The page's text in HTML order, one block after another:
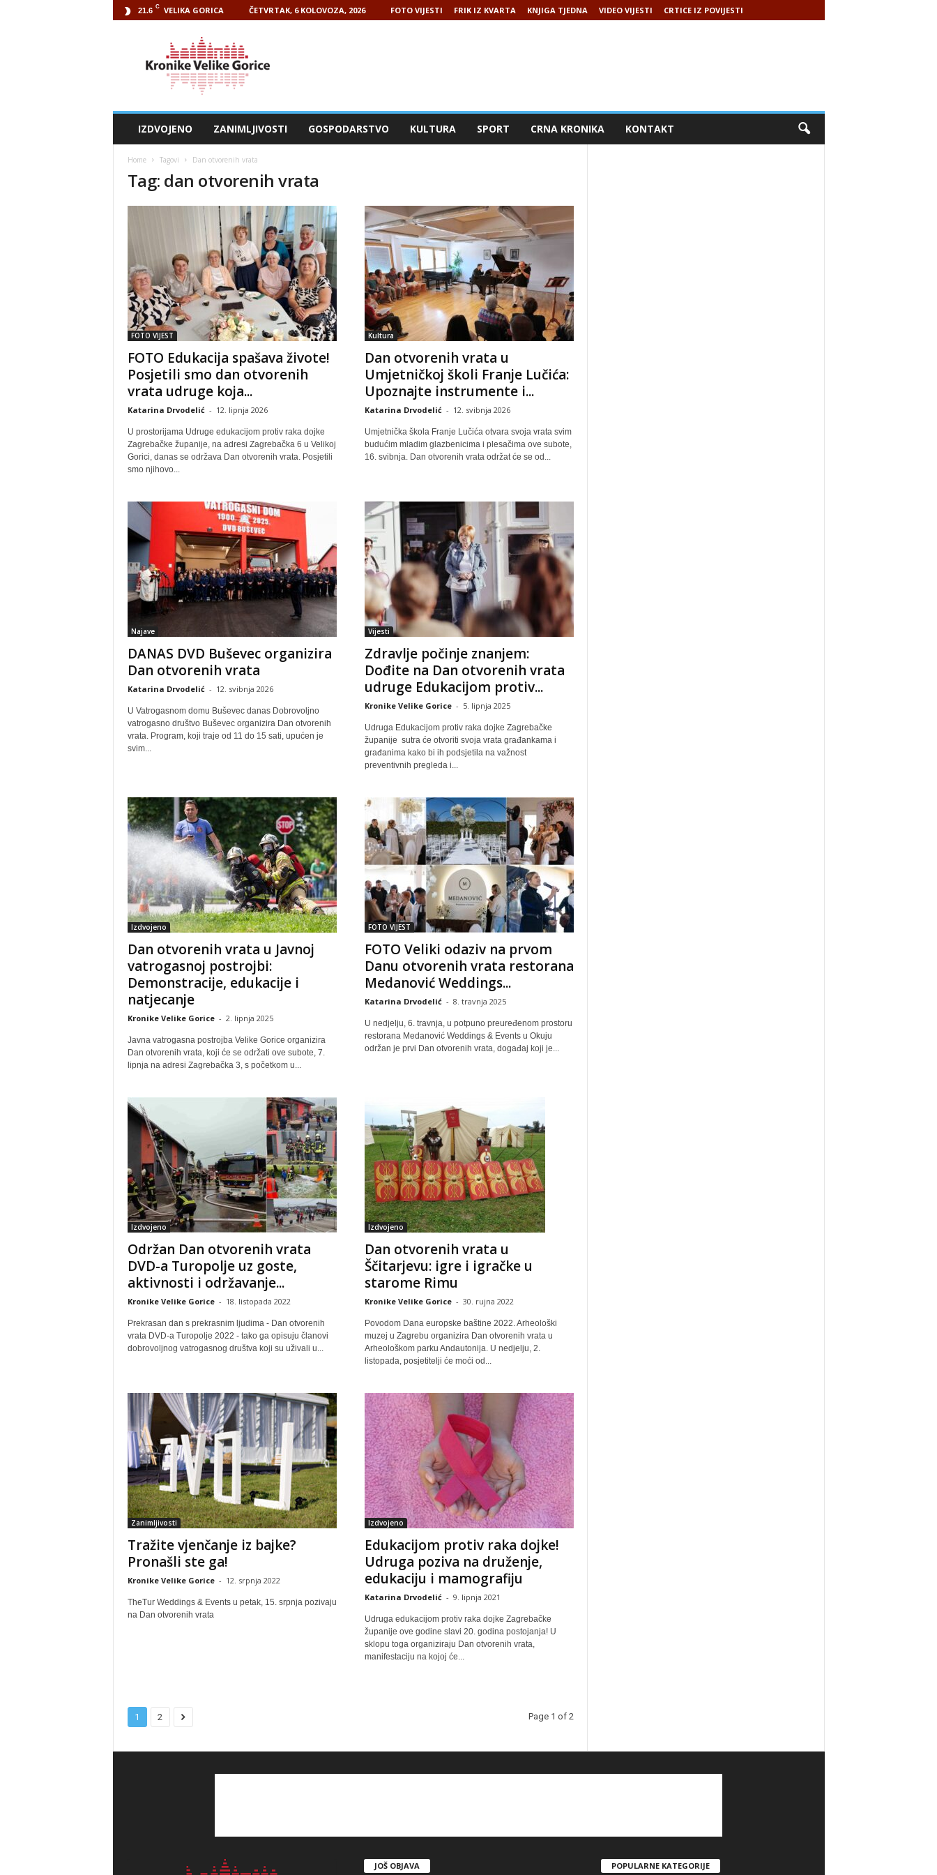
21.6 C VELIKA GORICA ČETVRTAK, 6 KOLOVOZA, 2026 FOTO VIJESTI FRIK IZ KVARTA KNJIGA TJEDNA VIDEO VIJESTI CRTICE IZ POVIJESTI
IZDVOJENO ZANIMLJIVOSTI GOSPODARSTVO KULTURA SPORT CRNA KRONIKA KONTAKT
Home Tagovi Dan otvorenih vrata
Tag: dan otvorenih vrata
FOTO VIJEST
FOTO Edukacija spašava živote!
Posjetili smo dan otvorenih
vrata udruge koja...
Katarina Drvodelić - 12. lipnja 2026
U prostorijama Udruge edukacijom protiv raka dojke
Zagrebačke županije, na adresi Zagrebačka 6 u Velikoj
Gorici, danas se održava Dan otvorenih vrata. Posjetili
smo njihovo...
Kultura
Dan otvorenih vrata u
Umjetničkoj školi Franje Lučića:
Upoznajte instrumente i...
Katarina Drvodelić - 12. svibnja 2026
Umjetnička škola Franje Lučića otvara svoja vrata svim
budućim mladim glazbenicima i plesačima ove subote,
16. svibnja. Dan otvorenih vrata održat će se od...
Najave
DANAS DVD Buševec organizira
Dan otvorenih vrata
Katarina Drvodelić - 12. svibnja 2026
U Vatrogasnom domu Buševec danas Dobrovoljno
vatrogasno društvo Buševec organizira Dan otvorenih
vrata. Program, koji traje od 11 do 15 sati, upućen je
svim...
Vijesti
Zdravlje počinje znanjem:
Dođite na Dan otvorenih vrata
udruge Edukacijom protiv...
Kronike Velike Gorice - 5. lipnja 2025
Udruga Edukacijom protiv raka dojke Zagrebačke
županije sutra će otvoriti svoja vrata građankama i
građanima kako bi ih podsjetila na važnost
preventivnih pregleda i...
Izdvojeno
Dan otvorenih vrata u Javnoj
vatrogasnoj postrojbi:
Demonstracije, edukacije i
natjecanje
Kronike Velike Gorice - 2. lipnja 2025
Javna vatrogasna postrojba Velike Gorice organizira
Dan otvorenih vrata, koji će se održati ove subote, 7.
lipnja na adresi Zagrebačka 3, s početkom u...
FOTO VIJEST
FOTO Veliki odaziv na prvom
Danu otvorenih vrata restorana
Medanović Weddings...
Katarina Drvodelić - 8. travnja 2025
U nedjelju, 6. travnja, u potpuno preuređenom prostoru
restorana Medanović Weddings & Events u Okuju
održan je prvi Dan otvorenih vrata, događaj koji je...
Izdvojeno
Održan Dan otvorenih vrata
DVD-a Turopolje uz goste,
aktivnosti i održavanje...
Kronike Velike Gorice - 18. listopada 2022
Prekrasan dan s prekrasnim ljudima - Dan otvorenih
vrata DVD-a Turopolje 2022 - tako ga opisuju članovi
dobrovoljnog vatrogasnog društva koji su uživali u...
Izdvojeno
Dan otvorenih vrata u
Ščitarjevu: igre i igračke u
starome Rimu
Kronike Velike Gorice - 30. rujna 2022
Povodom Dana europske baštine 2022. Arheološki
muzej u Zagrebu organizira Dan otvorenih vrata u
Arheološkom parku Andautonija. U nedjelju, 2.
listopada, posjetitelji će moći od...
Zanimljivosti
Tražite vjenčanje iz bajke?
Pronašli ste ga!
Kronike Velike Gorice - 12. srpnja 2022
TheTur Weddings & Events u petak, 15. srpnja pozivaju
na Dan otvorenih vrata
Izdvojeno
Edukacijom protiv raka dojke!
Udruga poziva na druženje,
edukaciju i mamografiju
Katarina Drvodelić - 9. lipnja 2021
Udruga edukacijom protiv raka dojke Zagrebačke
županije ove godine slavi 20. godina postojanja! U
sklopu toga organiziraju Dan otvorenih vrata,
manifestaciju na kojoj će...
1 2 Page 1 of 2
JOŠ OBJAVA POPULARNE KATEGORIJE